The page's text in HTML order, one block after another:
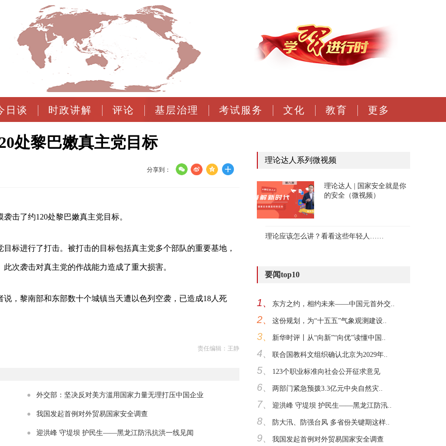
日谈 时政讲解 评论 基层治理 考试服务 文化 教育 更多
处黎巴嫩真主党目标
分享到：
击了约120处黎巴嫩真主党目标。
标进行了打击。被打击的目标包括真主党多个部队的重要基地，
次袭击对真主党的作战能力造成了重大损害。
，黎南部和东部数十个城镇当天遭以色列空袭，已造成18人死
责任编辑：王静
外交部：坚决反对美方滥用国家力量无理打压中国企业
我国发起首例对外贸易国家安全调查
迎洪峰 守堤坝 护民生——黑龙江防汛抗洪一线见闻
理论达人系列微视频
理论达人 | 国家安全就是你
的安全（微视频）
理论应该怎么讲？看看这些年轻人……
要闻top10
1、 东方之约，相约未来——中国元首外交..
2、 这份规划，为“十五五”气象观测建设..
3、 新华时评丨从“向新”“向优”读懂中国..
4、 联合国教科文组织确认北京为2029年..
5、 123个职业标准向社会公开征求意见
6、 两部门紧急预拨3.3亿元中央自然灾..
7、 迎洪峰 守堤坝 护民生——黑龙江防汛..
8、 防大汛、防强台风 多省份关键期这样..
9、 我国发起首例对外贸易国家安全调查